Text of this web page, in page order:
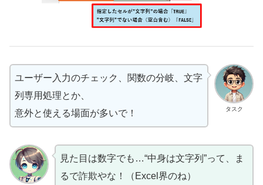
タスク
ユーザー入力のチェック、関数の分岐、文字
列専用処理とか、
意外と使える場面が多いで！
見た目は数字でも…“中身は文字列”って、ま
るで詐欺やな！（Excel界のね）